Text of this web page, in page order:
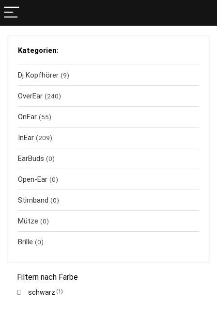
Kategorien:
Dj Kopfhörer (9)
OverEar (240)
OnEar (55)
InEar (209)
EarBuds (0)
Open-Ear (0)
Stirnband (0)
Mütze (0)
Brille (0)
Filtern nach Farbe
schwarz (1)